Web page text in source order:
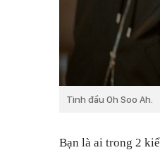
Tình đầu Oh Soo Ah.
Bạn là ai trong 2